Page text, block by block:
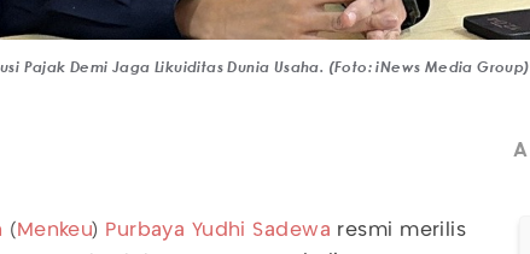
Pajak Demi Jaga Likuiditas Dunia Usaha. (Foto: iNews Media Group)
A
( Menkeu) Purbaya Yudhi Sadewa resmi merilis